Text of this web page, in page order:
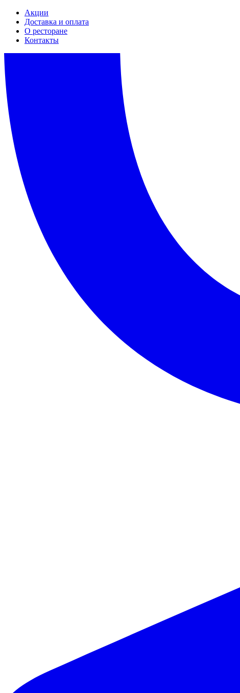
Акции
Доставка и оплата
О ресторане
Контакты